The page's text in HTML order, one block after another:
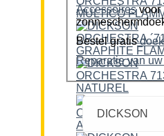
Accessoiresvoor
Bestel gratis
Reparatie van
DICKSON